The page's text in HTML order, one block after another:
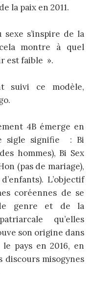
la paix en 2011.
s’inspire de la
montre à quel
est faible ».
suivi ce modèle,
4B émerge en
sigle signifie : Bi
hommes), Bi Sex
(pas de mariage),
L’objectif
coréennes de se
genre et de la
qu’elles
son origine dans
pays en 2016, en
discours misogynes